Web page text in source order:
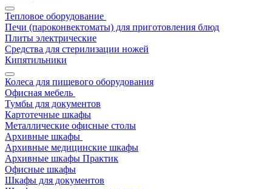
Тепловое оборудование
Печи (пароконвектоматы) для приготовления блюд
Плиты электрические
Средства для стерилизации ножей
Кипятильники
Колеса для пищевого оборудования
Офисная мебель
Тумбы для документов
Картотечные шкафы
Металлические офисные столы
Архивные шкафы
Архивные медицинские шкафы
Архивные шкафы Практик
Офисные шкафы
Шкафы для документов